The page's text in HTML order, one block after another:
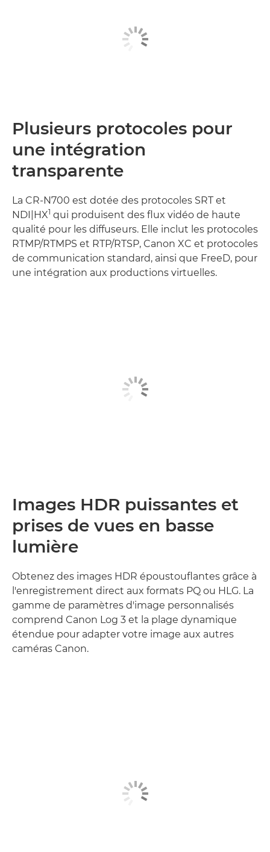
Plusieurs protocoles pour
une intégration
transparente
La CR-N700 est dotée des protocoles SRT et
NDI|HX1 qui produisent des flux vidéo de haute
qualité pour les diffuseurs. Elle inclut les protocoles
RTMP/RTMPS et RTP/RTSP, Canon XC et protocoles
de communication standard, ainsi que FreeD, pour
une intégration aux productions virtuelles.
Images HDR puissantes et
prises de vues en basse
lumière
Obtenez des images HDR époustouflantes grâce à
l'enregistrement direct aux formats PQ ou HLG. La
gamme de paramètres d'image personnalisés
comprend Canon Log 3 et la plage dynamique
étendue pour adapter votre image aux autres
caméras Canon.